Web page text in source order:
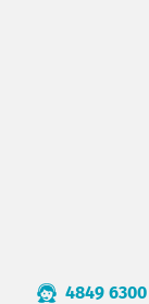
4849 6300